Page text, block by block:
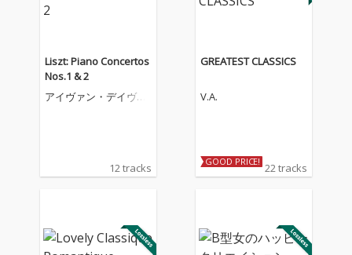
Liszt: Piano Concertos
Nos.1 & 2
アイヴァン・デイヴィ
12 tracks
GREATEST CLASSICS
V.A.
GOOD PRICE! 22 tracks